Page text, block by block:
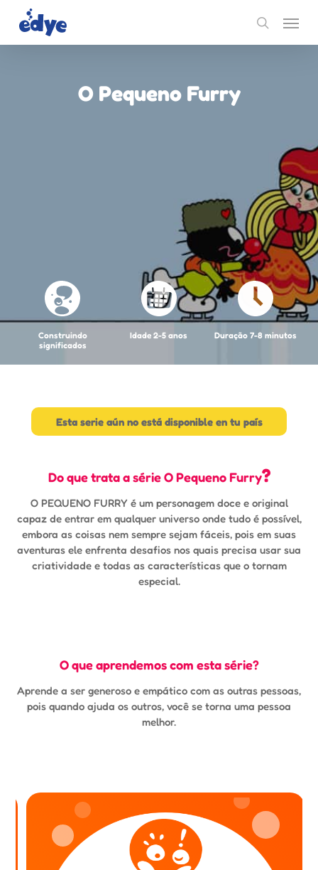
main
search
Menu
O Pequeno Furry
Construindo
significados
Idade 2-5 anos Duração 7-8 minutos
Esta serie aún no está disponible en tu país
Do que trata a série O Pequeno Furry?
O PEQUENO FURRY é um personagem doce e original
capaz de entrar em qualquer universo onde tudo é possível,
embora as coisas nem sempre sejam fáceis, pois em suas
aventuras ele enfrenta desafios nos quais precisa usar sua
criatividade e todas as características que o tornam
especial.
O que aprendemos com esta série?
Aprende a ser generoso e empático com as outras pessoas,
pois quando ajuda os outros, você se torna uma pessoa
melhor.